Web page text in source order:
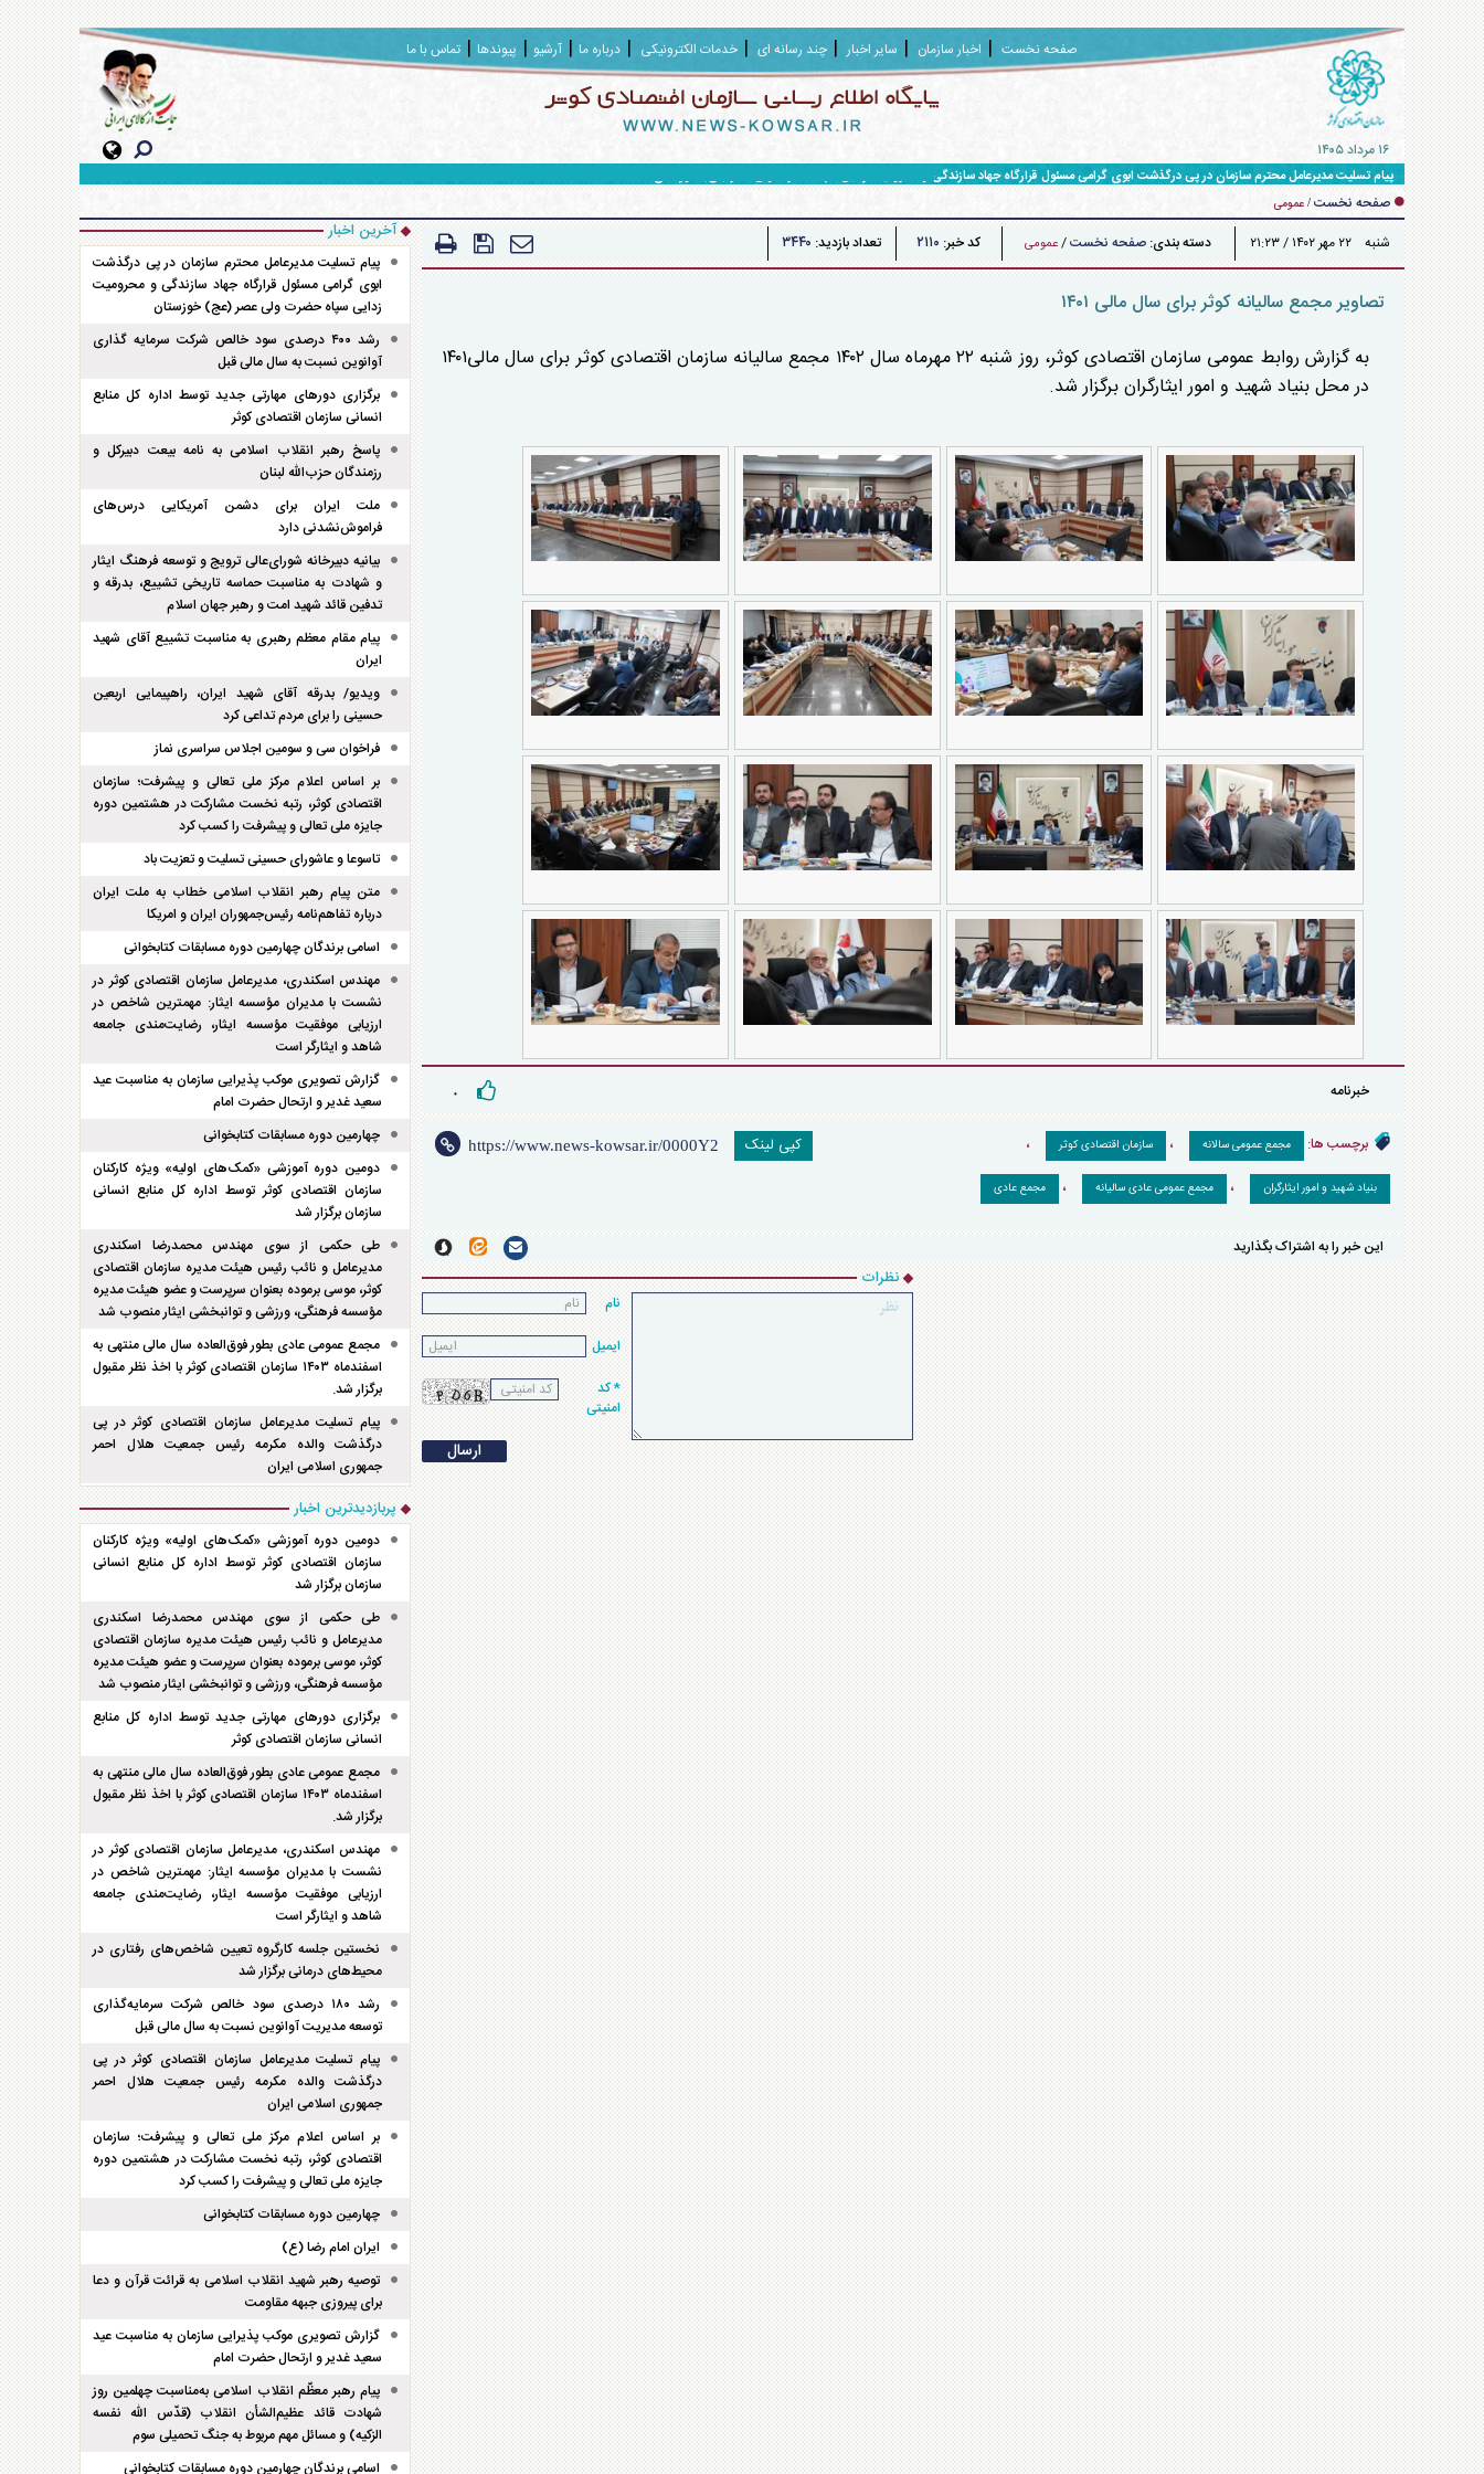
صفحه نخست اخبار سازمان سایر اخبار چند رسانه ای خدمات الکترونیکی درباره ما آرشیو پیوندها تماس با ما
۱۶ مرداد ۱۴۰۵
پیام تسلیت مدیرعامل محترم سازمان در پی درگذشت ابوی گرامی مسئول قرارگاه جهاد سازندگی و محرومیت زدایی سپاه حضرت ولی عصر (عج) خوزستان
صفحه نخست / عمومی
شنبه ۲۲ مهر ۱۴۰۲ / ۲۱:۲۳ دسته بندی: صفحه نخست/عمومی کد خبر: ۲۱۱۰ تعداد بازدید: ۳۴۴۰
تصاویر مجمع سالیانه کوثر برای سال مالی ۱۴۰۱
به گزارش روابط عمومی سازمان اقتصادی کوثر، روز شنبه ۲۲ مهرماه سال ۱۴۰۲ مجمع سالیانه سازمان اقتصادی کوثر برای سال مالی۱۴۰۱
در محل بنیاد شهید و امور ایثارگران برگزار شد.
خبرنامه ۰
برچسب ها: مجمع عمومی سالانه ، سازمان اقتصادی کوثر ،
بنیاد شهید و امور ایثارگران ، مجمع عمومی عادی سالیانه ، مجمع عادی
کپی لینک
این خبر را به اشتراک بگذارید
نظرات
نام
ایمیل
* کد
امنیتی
آخرین اخبار
پیام تسلیت مدیرعامل محترم سازمان در پی درگذشت
ابوی گرامی مسئول قرارگاه جهاد سازندگی و محرومیت
زدایی سپاه حضرت ولی عصر (عج) خوزستان
رشد ۴۰۰ درصدی سود خالص شرکت سرمایه گذاری
آوانوین نسبت به سال مالی قبل
برگزاری دور‌های مهارتی جدید توسط اداره کل منابع
انسانی سازمان اقتصادی کوثر
پاسخ رهبر انقلاب اسلامی به نامه بیعت دبیرکل و
رزمندگان حزب‌الله لبنان
ملت ایران برای دشمن آمریکایی درس‌های
فراموش‌نشدنی دارد
بیانیه دبیرخانه شورای‌عالی ترویج و توسعه فرهنگ ایثار
و شهادت به مناسبت حماسه تاریخی تشییع، بدرقه و
تدفین قائد شهید امت و رهبر جهان اسلام
پیام مقام معظم رهبری به مناسبت تشییع آقای شهید
ایران
ویدیو/ بدرقه آقای شهید ایران، راهپیمایی اربعین
حسینی را برای مردم تداعی کرد
فراخوان سی و سومین اجلاس سراسری نماز
بر اساس اعلام مرکز ملی تعالی و پیشرفت؛ سازمان
اقتصادی کوثر، رتبه نخست مشارکت در هشتمین دوره
جایزه ملی تعالی و پیشرفت را کسب کرد
تاسوعا و عاشورای حسینی تسلیت و تعزیت باد
متن پیام رهبر انقلاب اسلامی خطاب به ملت ایران
درباره تفاهم‌نامه رئیس‌جمهوران ایران و امریکا
اسامی برندگان چهارمین دوره مسابقات کتابخوانی
مهندس اسکندری، مدیرعامل سازمان اقتصادی کوثر در
نشست با مدیران مؤسسه ایثار: مهمترین شاخص در
ارزیابی موفقیت مؤسسه ایثار، رضایت‌مندی جامعه
شاهد و ایثارگر است
گزارش تصویری موکب پذیرایی سازمان به مناسبت عید
سعید غدیر و ارتحال حضرت امام
چهارمین دوره مسابقات کتابخوانی
دومین دوره آموزشی «کمک‌های اولیه» ویژه کارکنان
سازمان اقتصادی کوثر توسط اداره کل منابع انسانی
سازمان برگزار شد
طی حکمی از سوی مهندس محمدرضا اسکندری
مدیرعامل و نائب رئیس هیئت مدیره سازمان اقتصادی
کوثر، موسی برموده بعنوان سرپرست و عضو هیئت مدیره
مؤسسه فرهنگی، ورزشی و توانبخشی ایثار منصوب شد
مجمع عمومی عادی بطور فوق‌العاده سال مالی منتهی به
اسفند‌ماه ۱۴۰۳ سازمان اقتصادی کوثر با اخذ نظر مقبول
برگزار شد.
پیام تسلیت مدیرعامل سازمان اقتصادی کوثر در پی
درگذشت والده مکرمه رئیس جمعیت هلال احمر
جمهوری اسلامی ایران
پربازدیدترین اخبار
دومین دوره آموزشی «کمک‌های اولیه» ویژه کارکنان
سازمان اقتصادی کوثر توسط اداره کل منابع انسانی
سازمان برگزار شد
طی حکمی از سوی مهندس محمدرضا اسکندری
مدیرعامل و نائب رئیس هیئت مدیره سازمان اقتصادی
کوثر، موسی برموده بعنوان سرپرست و عضو هیئت مدیره
مؤسسه فرهنگی، ورزشی و توانبخشی ایثار منصوب شد
برگزاری دور‌های مهارتی جدید توسط اداره کل منابع
انسانی سازمان اقتصادی کوثر
مجمع عمومی عادی بطور فوق‌العاده سال مالی منتهی به
اسفند‌ماه ۱۴۰۳ سازمان اقتصادی کوثر با اخذ نظر مقبول
برگزار شد.
مهندس اسکندری، مدیرعامل سازمان اقتصادی کوثر در
نشست با مدیران مؤسسه ایثار: مهمترین شاخص در
ارزیابی موفقیت مؤسسه ایثار، رضایت‌مندی جامعه
شاهد و ایثارگر است
نخستین جلسه کارگروه تعیین شاخص‌های رفتاری در
محیط‌های درمانی برگزار شد
رشد ۱۸۰ درصدی سود خالص شرکت سرمایه‌گذاری
توسعه مدیریت آوانوین نسبت به سال مالی قبل
پیام تسلیت مدیرعامل سازمان اقتصادی کوثر در پی
درگذشت والده مکرمه رئیس جمعیت هلال احمر
جمهوری اسلامی ایران
بر اساس اعلام مرکز ملی تعالی و پیشرفت؛ سازمان
اقتصادی کوثر، رتبه نخست مشارکت در هشتمین دوره
جایزه ملی تعالی و پیشرفت را کسب کرد
چهارمین دوره مسابقات کتابخوانی
ایران امام رضا (ع)
توصیه رهبر شهید انقلاب اسلامی به قرائت قرآن و دعا
برای پیروزی جبهه مقاومت
گزارش تصویری موکب پذیرایی سازمان به مناسبت عید
سعید غدیر و ارتحال حضرت امام
پیام رهبر معظّم انقلاب اسلامی به‌مناسبت چهلمین روز
شهادت قائد عظیم‌الشأن انقلاب (قدّس الله نفسه
الزکیه) و مسائل مهم مربوط به جنگ تحمیلی سوم
اسامی برندگان چهارمین دوره مسابقات کتابخوانی